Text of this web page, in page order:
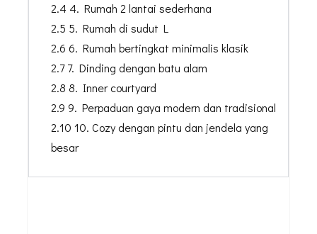
2.4 4. Rumah 2 lantai sederhana
2.5 5. Rumah di sudut L
2.6 6. Rumah bertingkat minimalis klasik
2.7 7. Dinding dengan batu alam
2.8 8. Inner courtyard
2.9 9. Perpaduan gaya modern dan tradisional
2.10 10. Cozy dengan pintu dan jendela yang
besar